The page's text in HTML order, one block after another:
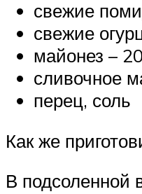
свежие
свежие
майонез –
сливочное
перец, соль
Как же
В подсоленной